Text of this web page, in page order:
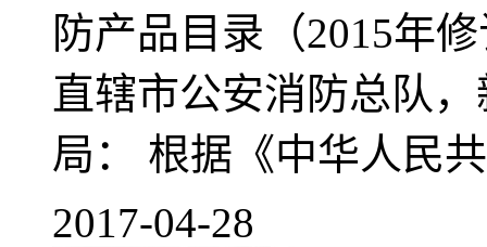
防产品目录（2015年
直辖市公安消防总队
局： 根据《中华人民
2017-04-28